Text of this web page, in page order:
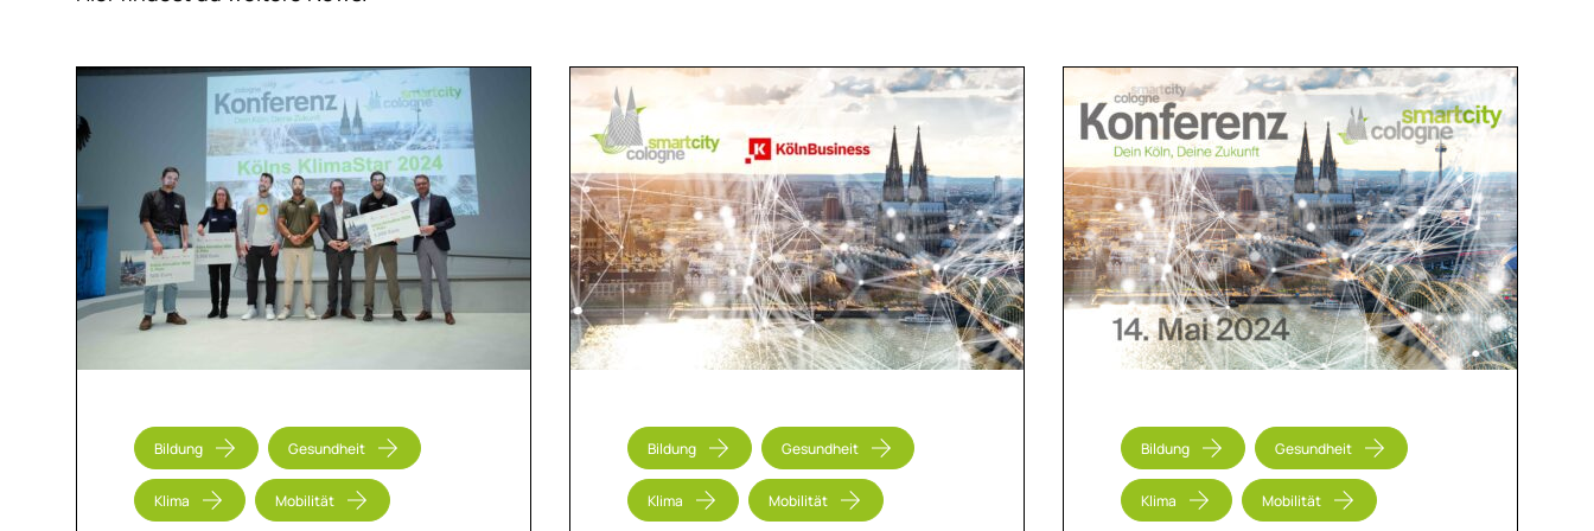
Bildung Gesundheit
Klima Mobilität
Bildung Gesundheit
Klima Mobilität
Bildung Gesundheit
Klima Mobilität